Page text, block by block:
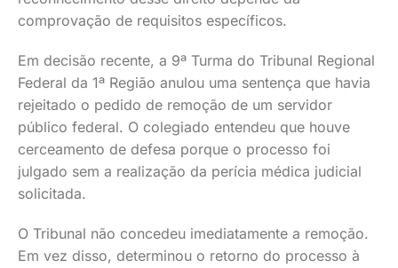
comprovação de requisitos específicos.
Em decisão recente, a 9ª Turma do Tribunal Regional
Federal da 1ª Região anulou uma sentença que havia
rejeitado o pedido de remoção de um servidor
público federal. O colegiado entendeu que houve
cerceamento de defesa porque o processo foi
julgado sem a realização da perícia médica judicial
solicitada.
O Tribunal não concedeu imediatamente a remoção.
Em vez disso, determinou o retorno do processo à